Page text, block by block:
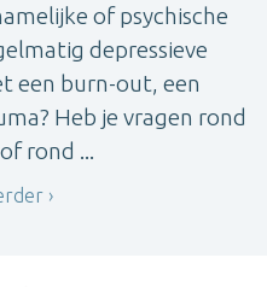
of psychische
depressieve
een burn-out, een
Heb je vragen rond
rond ...